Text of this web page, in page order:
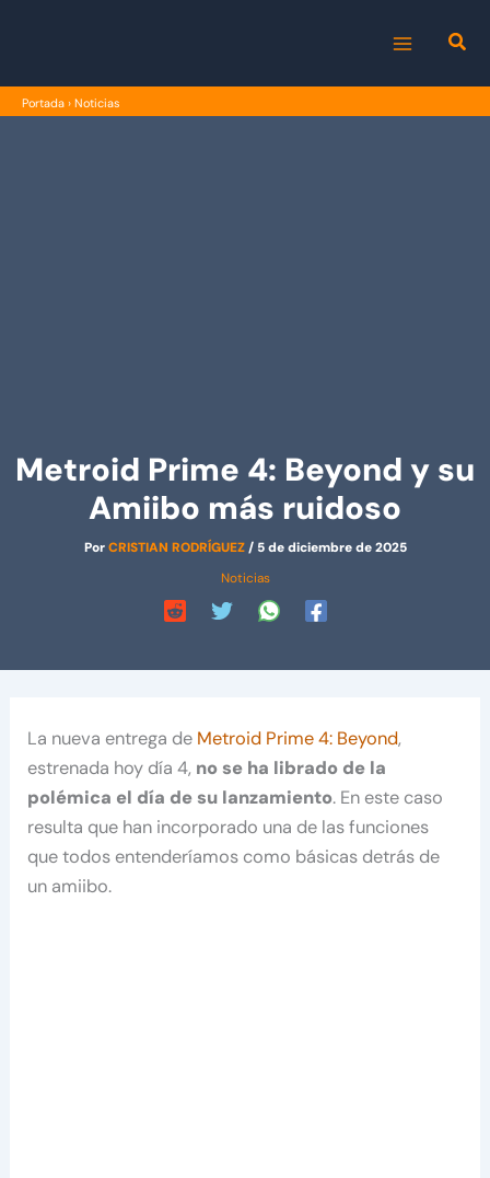
MENU
Portada › Noticias
Metroid Prime 4: Beyond y su
Amiibo más ruidoso
PorCRISTIAN RODRÍGUEZ/ 5 de diciembre de 2025
Noticias
La nueva entrega de Metroid Prime 4: Beyond,
estrenada hoy día 4, no se ha librado de la
polémica el día de su lanzamiento. En este caso
resulta que han incorporado una de las funciones
que todos entenderíamos como básicas detrás de
un amiibo.